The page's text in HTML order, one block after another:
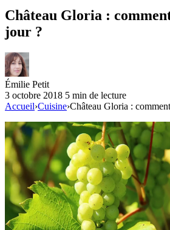
Château Gloria :
jour ?
Émilie Petit
3 octobre 2018 5 min de lecture
Accueil›Cuisine›Château Gloria :